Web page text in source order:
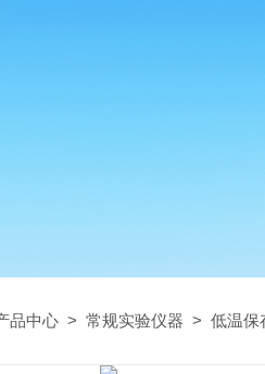
品中心 > 常规实验仪器 > 低温保